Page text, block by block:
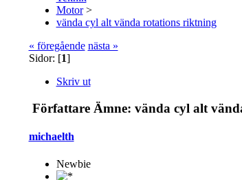
Motor>
vända cyl alt vända rotations riktning
« föregående nästa »
Sidor: [1]
Skriv ut
Författare Ämne: vända cyl alt
michaelth
Newbie